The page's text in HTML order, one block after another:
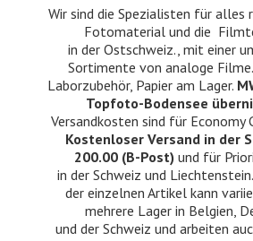
Wir sind die Spezialisten für alles
Fotomaterial und die
in der Ostschweiz., mit einer
Sortimente von analoge
Laborzubehör, Papier am Lager.
Topfoto-Bodensee
Versandkosten sind für Economy
Kostenloser Versand in der
200.00 (B-Post) und für
in der Schweiz und
der einzelnen Artikel kann
mehrere Lager in Belgien,
und der Schweiz und arbeiten